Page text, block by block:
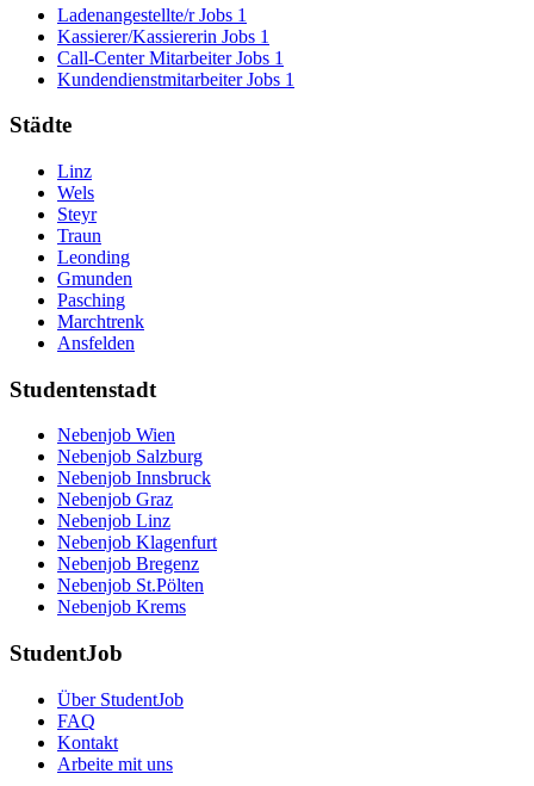
Ladenangestellte/r Jobs 1
Kassierer/Kassiererin Jobs 1
Call-Center Mitarbeiter Jobs 1
Kundendienstmitarbeiter Jobs 1
Städte
Linz
Wels
Steyr
Traun
Leonding
Gmunden
Pasching
Marchtrenk
Ansfelden
Studentenstadt
Nebenjob Wien
Nebenjob Salzburg
Nebenjob Innsbruck
Nebenjob Graz
Nebenjob Linz
Nebenjob Klagenfurt
Nebenjob Bregenz
Nebenjob St.Pölten
Nebenjob Krems
StudentJob
Über StudentJob
FAQ
Kontakt
Arbeite mit uns